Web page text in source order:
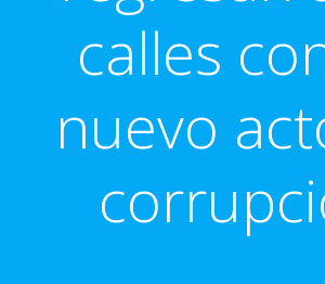
calles
nuevo